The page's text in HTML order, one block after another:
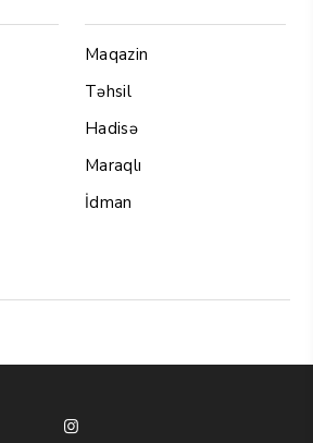
Maqazin
Təhsil
Hadisə
Maraqlı
İdman